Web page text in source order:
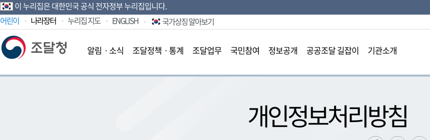
이 누리집은 대한민국 공식 전자정부 누리집입니다.
어린이
나라장터 누리집 지도 ENGLISH 국가상징 알아보기
알림ㆍ소식 조달정책ㆍ통계 조달업무 국민참여 정보공개 공공조달 길잡이 기관소개
개인정보처리방침